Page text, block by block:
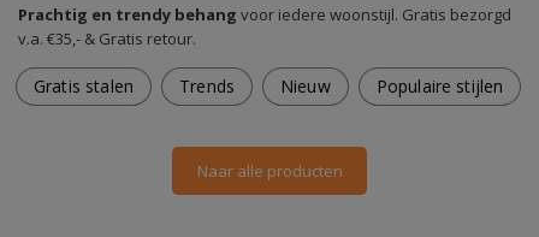
Prachtig en trendy behang voor iedere woonstijl. Gratis bezorgd
v.a. €35,- & Gratis retour.
Gratis stalen Trends Nieuw Populaire stijlen
Naar alle producten